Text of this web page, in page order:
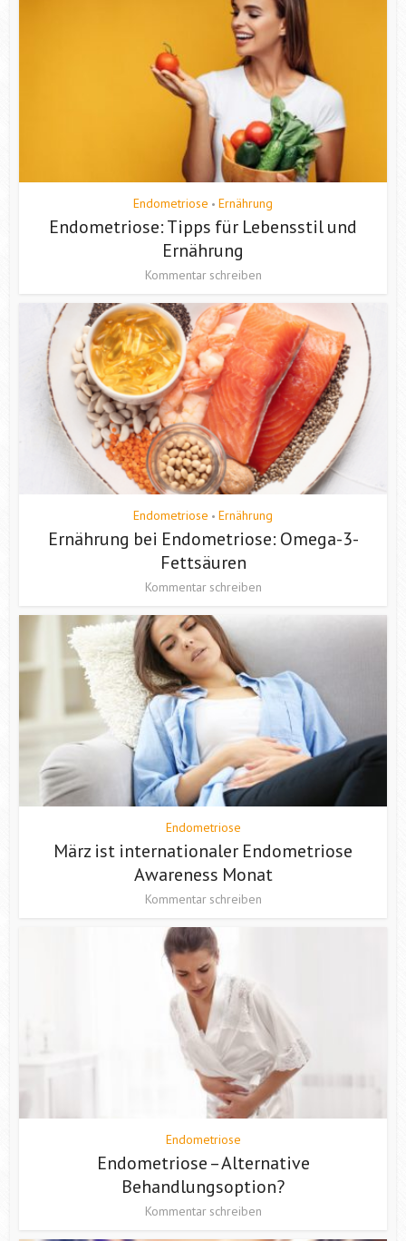
Endometriose • Ernährung
Endometriose: Tipps für Lebensstil und
Ernährung
Kommentar schreiben
Endometriose • Ernährung
Ernährung bei Endometriose: Omega-3-
Fettsäuren
Kommentar schreiben
Endometriose
März ist internationaler Endometriose
Awareness Monat
Kommentar schreiben
Endometriose
Endometriose – Alternative
Behandlungsoption?
Kommentar schreiben